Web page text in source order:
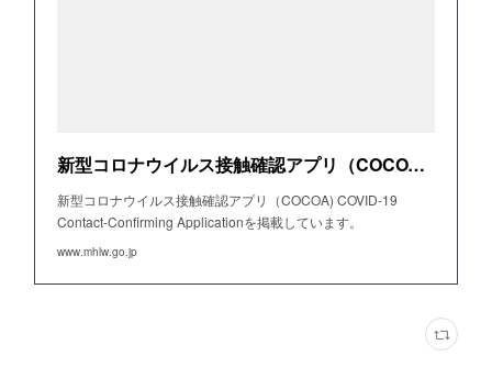
新型コロナウイルス接触確認アプリ（COCOA) COVID-19 Contact-Confirming Application
新型コロナウイルス接触確認アプリ（COCOA) COVID-19
Contact-Confirming Applicationを掲載しています。
www.mhlw.go.jp